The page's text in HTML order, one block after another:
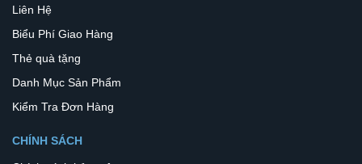
Liên Hệ
Biểu Phí Giao Hàng
Thẻ quà tặng
Danh Mục Sản Phẩm
Kiểm Tra Đơn Hàng
CHÍNH SÁCH